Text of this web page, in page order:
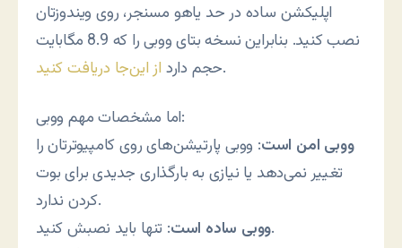
اپلیکشن ساده در حد یاهو مسنجر، روی ویندوزتان
نصب کنید. بنابراین نسخه بتای ووبی را که 8.9 مگابایت
حجم دارد از این‌جا دریافت کنید .
اما مشخصات مهم ووبی:
ووبی امن است: ووبی پارتیشن‌های روی کامپیوترتان را
تغییر نمی‌دهد یا نیازی به بارگذاری جدیدی برای بوت
کردن ندارد.
ووبی ساده است: تنها باید نصبش کنید.